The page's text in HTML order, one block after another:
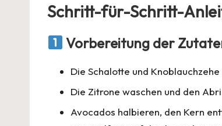
Schritt-für-Schritt-
Vorbereitung der
Die Schalotte und
Die Zitrone waschen und den
Avocados halbieren, den Kern